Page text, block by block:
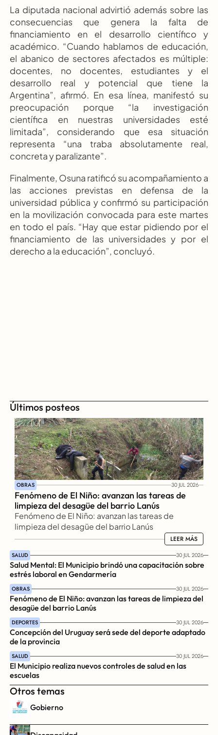
La diputada nacional advirtió además sobre las
consecuencias que genera la falta de
financiamiento en el desarrollo científico y
académico. “Cuando hablamos de educación,
el abanico de sectores afectados es múltiple:
docentes, no docentes, estudiantes y el
desarrollo real y potencial que tiene la
Argentina”, afirmó. En esa línea, manifestó su
preocupación porque “la investigación
científica en nuestras universidades esté
limitada”, considerando que esa situación
representa “una traba absolutamente real,
concreta y paralizante”.
Finalmente, Osuna ratificó su acompañamiento a
las acciones previstas en defensa de la
universidad pública y confirmó su participación
en la movilización convocada para este martes
en todo el país. “Hay que estar pidiendo por el
financiamiento de las universidades y por el
derecho a la educación”, concluyó.
Últimos posteos
OBRAS 30 JUL 2026
Fenómeno de El Niño: avanzan las tareas de
limpieza del desagüe del barrio Lanús
Fenómeno de El Niño: avanzan las tareas de
limpieza del desagüe del barrio Lanús
LEER MÁS
LEER MÁS
SALUD 30 JUL 2026
Salud Mental: El Municipio brindó una capacitación sobre
estrés laboral en Gendarmería
OBRAS 30 JUL 2026
Fenómeno de El Niño: avanzan las tareas de limpieza del
desagüe del barrio Lanús
DEPORTES 30 JUL 2026
Concepción del Uruguay será sede del deporte adaptado
de la provincia
SALUD 30 JUL 2026
El Municipio realiza nuevos controles de salud en las
escuelas
Otros temas
Gobierno